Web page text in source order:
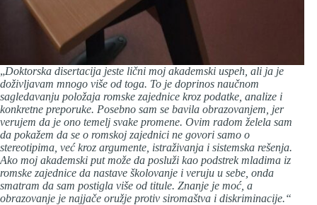
„Doktorska disertacija jeste lični moj akademski uspeh, ali ja je
doživljavam mnogo više od toga. To je doprinos naučnom
sagledavanju položaja romske zajednice kroz podatke, analize i
konkretne preporuke. Posebno sam se bavila obrazovanjem, jer
verujem da je ono temelj svake promene. Ovim radom želela sam
da pokažem da se o romskoj zajednici ne govori samo o
stereotipima, već kroz argumente, istraživanja i sistemska rešenja.
Ako moj akademski put može da posluži kao podstrek mladima iz
romske zajednice da nastave školovanje i veruju u sebe, onda
smatram da sam postigla više od titule. Znanje je moć, a
obrazovanje je najjače oružje protiv siromaštva i diskriminacije.“